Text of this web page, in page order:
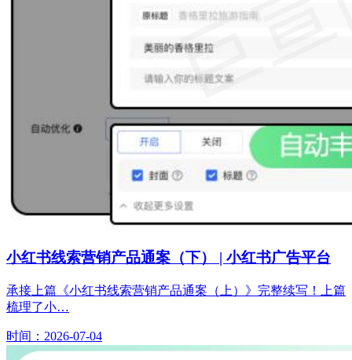
小红书线索营销产品通案（下） | 小红书广告平台
承接上篇《小红书线索营销产品通案（上）》完整续写！上篇
梳理了小…
时间：2026-07-04